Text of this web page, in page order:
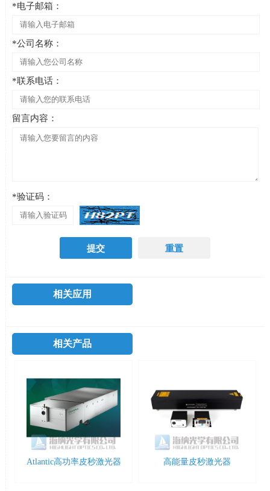
*电子邮箱：
*公司名称：
*联系电话：
留言内容：
*验证码：
相关应用
相关产品
Atlantic高功率皮秒激光器 高能量皮秒激光器